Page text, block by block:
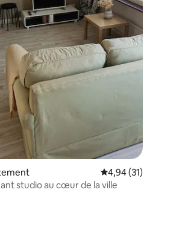
Évaluation moyenne
4,94 (31)
Charmant studio au cœur de la ville